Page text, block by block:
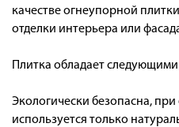
качестве огнеупорной
отделки интерьера или
Плитка обладает
Экологически безопасна, при
используется только